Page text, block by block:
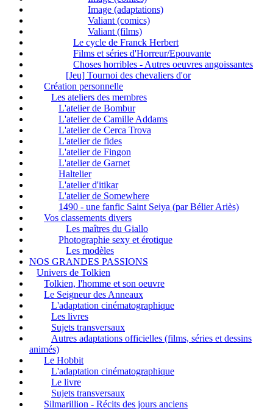
Image (adaptations)
Valiant (comics)
Valiant (films)
Le cycle de Franck Herbert
Films et séries d'Horreur/Epouvante
Choses horribles - Autres oeuvres angoissantes
[Jeu] Tournoi des chevaliers d'or
Création personnelle
Les ateliers des membres
L'atelier de Bombur
L'atelier de Camille Addams
L'atelier de Cerca Trova
L'atelier de fides
L'atelier de Fingon
L'atelier de Garnet
Haltelier
L'atelier d'itikar
L'atelier de Somewhere
1490 - une fanfic Saint Seiya (par Bélier Ariès)
Vos classements divers
Les maîtres du Giallo
Photographie sexy et érotique
Les modèles
NOS GRANDES PASSIONS
Univers de Tolkien
Tolkien, l'homme et son oeuvre
Le Seigneur des Anneaux
L'adaptation cinématographique
Les livres
Sujets transversaux
Autres adaptations officielles (films, séries et dessins
animés)
Le Hobbit
L'adaptation cinématographique
Le livre
Sujets transversaux
Silmarillion - Récits des jours anciens